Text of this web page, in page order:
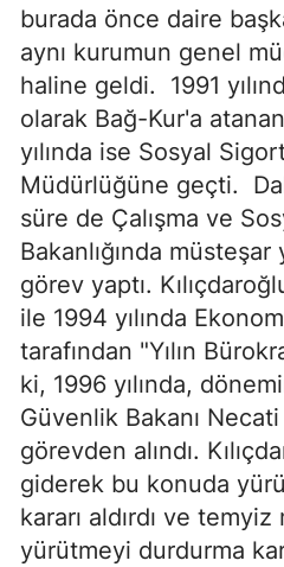
burada önce daire
aynı kurumun genel
haline geldi.
1991
olarak Bağ-Kur'a
yılında ise Sosyal
Müdürlüğüne geçti.
süre de Çalışma ve
Bakanlığında müsteşar
görev yaptı.
ile 1994 yılında
tarafından "Yılın
ki, 1996 yılında,
Güvenlik Bakanı
görevden alındı.
giderek bu konuda
kararı aldırdı ve
yürütmeyi durdurma